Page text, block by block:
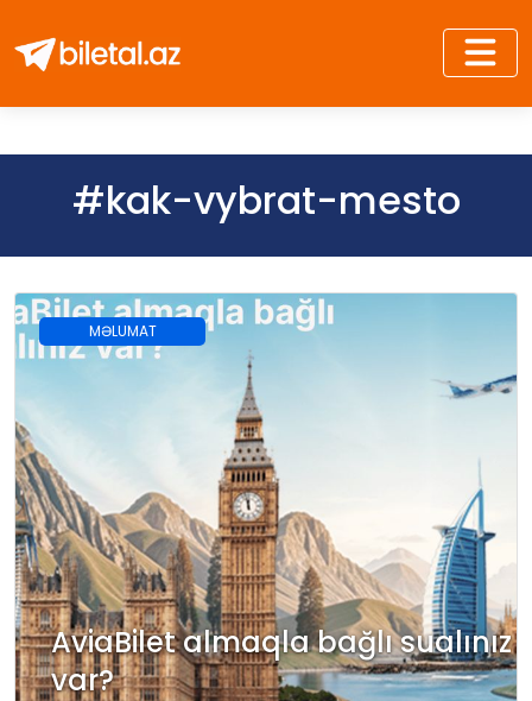
#kak-vybrat-mesto
MƏLUMAT
AviaBilet almaqla bağlı sualınız
var?